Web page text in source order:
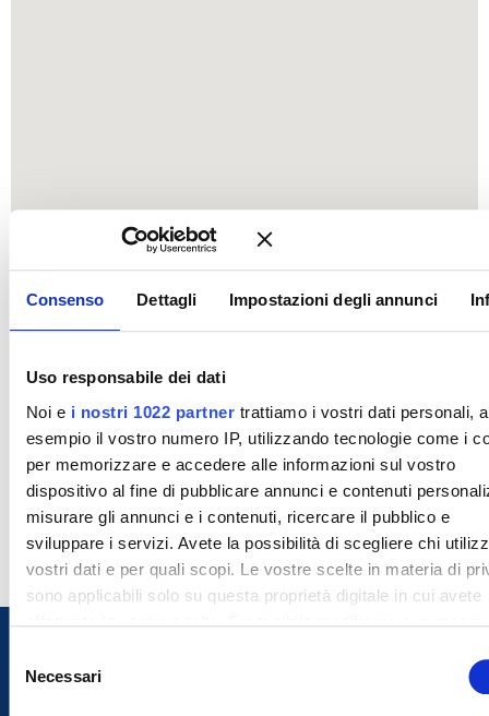
Consenso Dettagli Impostazioni degli annunci
Uso responsabile dei dati
Noi e i nostri 1022 partnertrattiamo i vostri dati personali,
esempio il vostro numero IP, utilizzando tecnologie come i
per memorizzare e accedere alle informazioni sul vostro
dispositivo al fine di pubblicare annunci e contenuti
misurare gli annunci e i contenuti, ricercare il pubblico e
sviluppare i servizi. Avete la possibilità di scegliere chi
vostri dati e per quali scopi. Le vostre scelte in materia di
sono applicabili solo su questa proprietà digitale in cui avete
effettuato le vostre scelte. È possibile modificare o revocare
cookie o facendo clic sull'icona di attivazione della privacy.
Necessari